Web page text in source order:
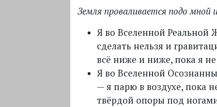
Земля проваливается подо мной
Я во Вселенной Реальной
сделать нельзя и
всё ниже и ниже, пока я
Я во Вселенной
— я парю в воздухе, пока
твёрдой опоры под